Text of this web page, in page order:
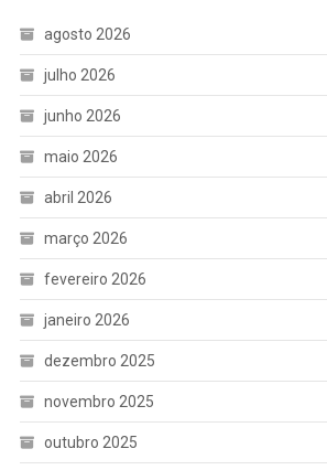
agosto 2026
julho 2026
junho 2026
maio 2026
abril 2026
março 2026
fevereiro 2026
janeiro 2026
dezembro 2025
novembro 2025
outubro 2025